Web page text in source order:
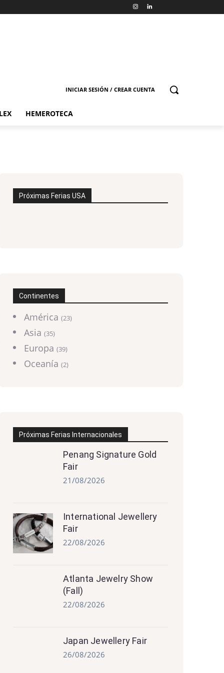
INICIAR SESIÓN / CREAR CUENTA
HEMEROTECA
Próximas Ferias USA
Continentes
América (23)
Asia (35)
Europa (39)
Oceanía (2)
Próximas Ferias Internacionales
Penang Signature Gold
Fair
21/08/2026
International Jewellery
Fair
22/08/2026
Atlanta Jewelry Show
(Fall)
22/08/2026
Japan Jewellery Fair
26/08/2026